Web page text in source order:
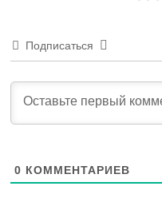
Подписаться
0 КОММЕНТАРИЕВ